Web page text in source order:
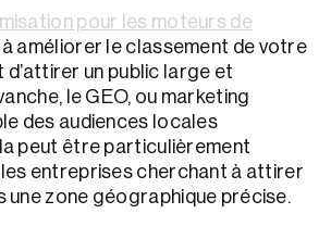
pour les moteurs de
à améliorer le classement de votre
d’attirer un public large et
le GEO, ou marketing
des audiences locales
peut être particulièrement
entreprises cherchant à attirer
une zone géographique précise.